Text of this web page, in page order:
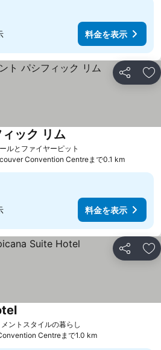
料金を表示
シェア お
ルとファイヤーピット
ック リム料金を表示
Convention Centreまで0.1 km
料金を表示
シェア お
ントスタイルの暮らし
料金を表示
Centreまで1.0 km